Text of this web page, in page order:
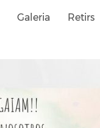
Galeria Retirs